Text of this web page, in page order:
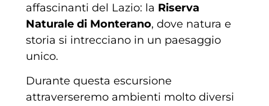
affascinanti del Lazio: la Riserva
Naturale di Monterano, dove natura e
storia si intrecciano in un paesaggio
unico.
Durante questa escursione
attraverseremo ambienti molto diversi